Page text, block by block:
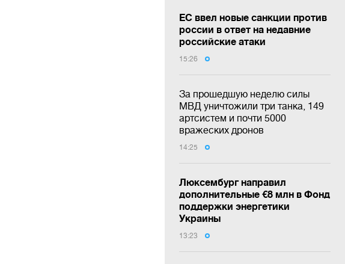
ЕС ввел новые санкции против
россии в ответ на недавние
российские атаки
15:26
За прошедшую неделю силы
МВД уничтожили три танка, 149
артсистем и почти 5000
вражеских дронов
14:25
Люксембург направил
дополнительные €8 млн в Фонд
поддержки энергетики
Украины
13:23